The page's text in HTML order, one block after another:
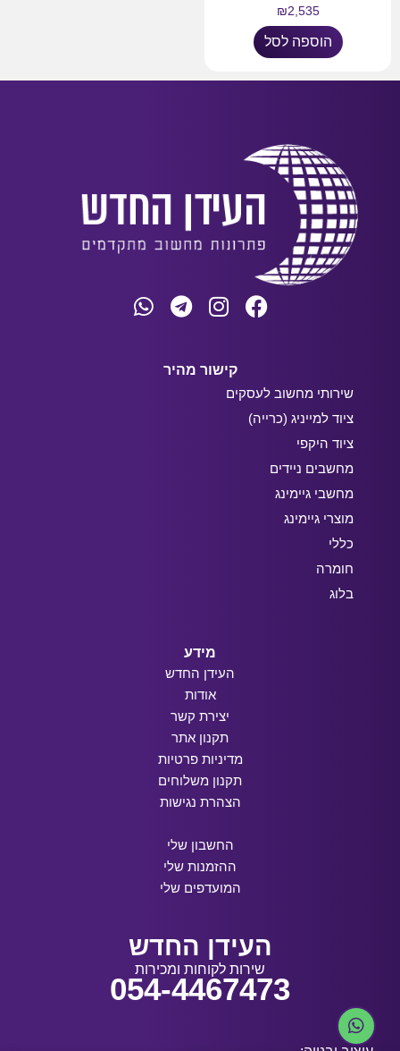
₪2,535
הוספה לסל
קישור מהיר
שירותי מחשוב לעסקים
ציוד למייניג (כרייה)
ציוד היקפי
מחשבים ניידים
מחשבי גיימינג
מוצרי גיימינג
כללי
חומרה
בלוג
מידע
העידן החדש
אודות
יצירת קשר
תקנון אתר
מדיניות פרטיות
תקנון משלוחים
הצהרת נגישות
החשבון שלי
ההזמנות שלי
המועדפים שלי
העידן החדש
שירות לקוחות ומכירות
054-4467473